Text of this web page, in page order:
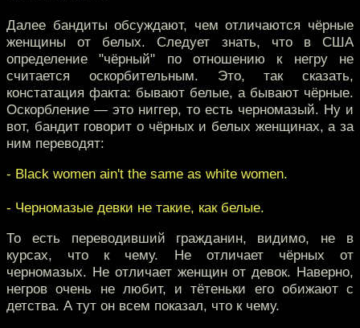
Далее бандиты обсуждают, чем отличаются чёрные
женщины от белых. Следует знать, что в США
определение "чёрный" по отношению к негру не
считается оскорбительным. Это, так сказать,
констатация факта: бывают белые, а бывают чёрные.
Оскорбление — это ниггер, то есть черномазый. Ну и
вот, бандит говорит о чёрных и белых женщинах, а за
ним переводят:
- Black women ain't the same as white women.
- Черномазые девки не такие, как белые.
То есть переводивший гражданин, видимо, не в
курсах, что к чему. Не отличает чёрных от
черномазых. Не отличает женщин от девок. Наверно,
негров очень не любит, и тётеньки его обижают с
детства. А тут он всем показал, что к чему.